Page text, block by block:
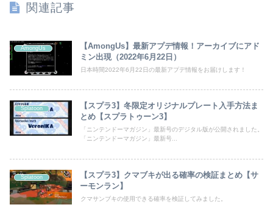
関連記事
AmongUs
【AmongUs】最新アプデ情報！アーカイブにアド
ミン出現（2022年6月22日）
日本時間2022年6月22日の最新アプデ情報をお届けします！
Splatoon
【スプラ3】冬限定オリジナルプレート入手方法ま
とめ【スプラトゥーン3】
「ニンテンドーマガジン」最新号のデジタル版が公開されました。
「ニンテンドーマガジン」最新号...
Splatoon
【スプラ3】クマブキが出る確率の検証まとめ【サ
ーモンラン】
クマサンブキの使用できる確率を検証してみました。